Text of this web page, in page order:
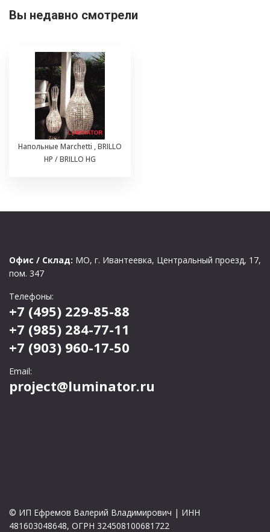
Вы недавно смотрели
Напольные Marchetti , BRILLO
HP / BRILLO HG
Офис / Склад: МО, г. Ивантеевка, Центральный проезд, 17,
пом. 347
Телефоны:
+7 (495) 229-85-88
+7 (985) 284-77-11
+7 (903) 960-17-50
Email:
project@luminator.ru
© ИП Ефремов Валерий Владимирович | ИНН
481603048648, ОГРН 324508100681722